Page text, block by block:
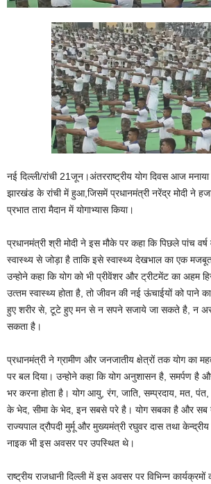
नई दिल्ली/रांची 21जून।अंतरराष्‍ट्रीय योग दिवस आज
झारखंड के रांची में हुआ,जिसमें प्रधानमंत्री नरेंद्र मोदी ने
प्रभात तारा मैदान में योगाभ्‍यास किया।
प्रधानमंत्री श्री मोदी ने इस मौके पर कहा कि पिछले पांच
स्‍वास्‍थ्‍य से जोड़ा है ताकि इसे स्‍वास्‍थ्‍य देखभाल का एक
उन्होने कहा कि योग को भी प्रीवेंशर और ट्रीटमेंट का अहम
उत्‍तम स्‍वास्‍थ्‍य होता है, तो जीवन की नई ऊंचाईयों को पाने
हुए शरीर से, टूटे हुए मन से न सपने सजाये जा सकते है, न
सकता है।
प्रधानमंत्री ने ग्रामीण और जनजातीय क्षेत्रों तक योग का
पर बल दिया। उन्होने कहा कि योग अनुशासन है, समर्पण है
भर करना होता है। योग आयु, रंग, जाति, सम्‍प्रदाय, मत, पंत,
के भेद, सीमा के भेद, इन सबसे परे है। योग सबका है और सब
राज्‍यपाल द्रौपदी मुर्मू और मुख्‍यमंत्री रघुवर दास तथा
नाइक भी इस अवसर पर उपस्थित थे।
राष्ट्रीय राजधानी दिल्ली में इस अवसर पर विभिन्न